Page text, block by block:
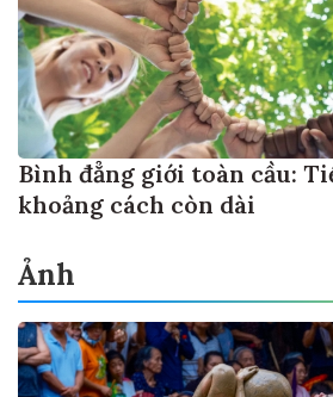
Bình đẳng giới toàn cầu:
khoảng cách còn dài
Ảnh